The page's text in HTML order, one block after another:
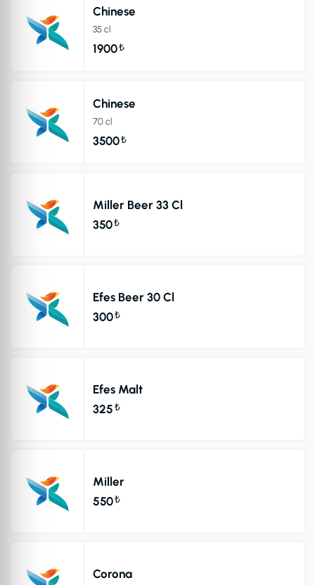
Chinese
35 cl
1900₺
Chinese
70 cl
3500₺
Miller Beer 33 Cl
350₺
Efes Beer 30 Cl
300₺
Efes Malt
325₺
Miller
550₺
Corona